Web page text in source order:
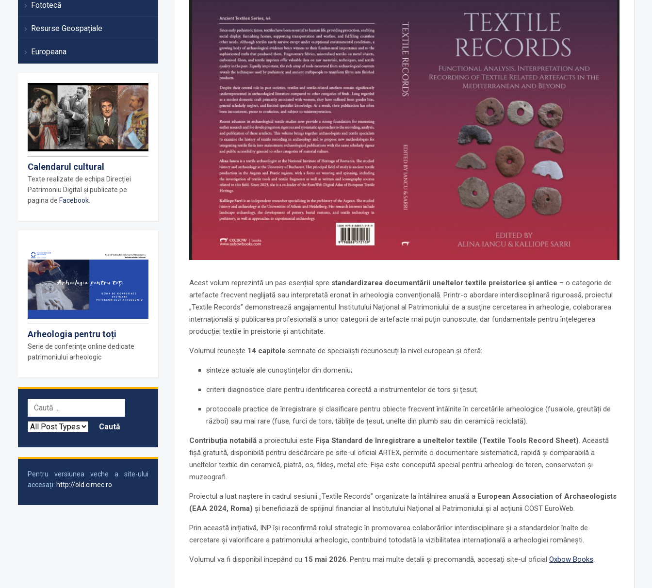
Fototecă
Resurse Geospațiale
Europeana
Calendarul cultural
Texte realizate de echipa Direcției
Patrimoniu Digital și publicate pe
pagina de Facebook
Arheologia pentru toți
Serie de conferințe online dedicate
patrimoniului arheologic
Pentru versiunea veche a site-ului
accesați: http://old.cimec.ro
Acest volum reprezintă un pas esențial spre standardizarea documentării uneltelor textile preistorice și antice – o categorie de
artefacte frecvent neglijată sau interpretată eronat în arheologia convențională. Printr-o abordare interdisciplinară riguroasă, proiectul
„Textile Records” demonstrează angajamentul Institutului Național al Patrimoniului de a susține cercetarea în arheologie, colaborarea
internațională și publicarea profesională a unor categorii de artefacte mai puțin cunoscute, dar fundamentale pentru înțelegerea
producției textile în preistorie și antichitate.
Volumul reunește 14 capitole semnate de specialiști recunoscuți la nivel european și oferă:
sinteze actuale ale cunoștințelor din domeniu;
criterii diagnostice clare pentru identificarea corectă a instrumentelor de tors și țesut;
protocoale practice de înregistrare și clasificare pentru obiecte frecvent întâlnite în cercetările arheologice (fusaiole, greutăți de
război) sau mai rare (fuse, furci de tors, tăblițe de țesut, unelte din plumb sau din ceramică reciclată).
Contribuția notabilăa proiectului este Fișa Standard de înregistrare a uneltelor textile (Textile Tools Record Sheet). Această
fișă gratuită, disponibilă pentru descărcare pe site-ul oficial ARTEX, permite o documentare sistematică, rapidă și comparabilă a
uneltelor textile din ceramică, piatră, os, fildeș, metal etc. Fișa este concepută special pentru arheologi de teren, conservatori și
muzeografi.
Proiectul a luat naștere în cadrul sesiunii „Textile Records” organizate la întâlnirea anuală a European Association of Archaeologists
(EAA 2024, Roma) și beneficiază de sprijinul financiar al Institutului Național al Patrimoniului și al acțiunii COST EuroWeb.
Prin această inițiativă, INP își reconfirmă rolul strategic în promovarea colaborărilor interdisciplinare și a standardelor înalte de
cercetare și valorificare a patrimoniului arheologic, contribuind totodată la vizibilitatea internațională a arheologiei românești.
Volumul va fi disponibil începând cu 15 mai 2026. Pentru mai multe detalii și precomandă, accesați site-ul oficial Oxbow Books.